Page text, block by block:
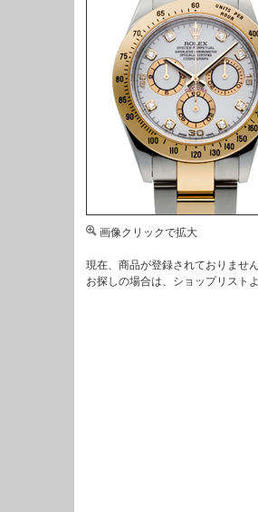
画像クリックで拡大
現在、商品が登録されておりません
お探しの場合は、 ショップリスト